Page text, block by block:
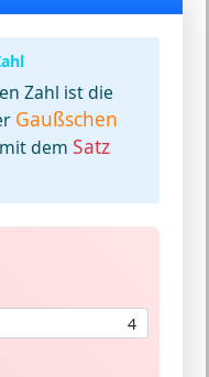
Zahl ist die
Gaußschen
dem Satz